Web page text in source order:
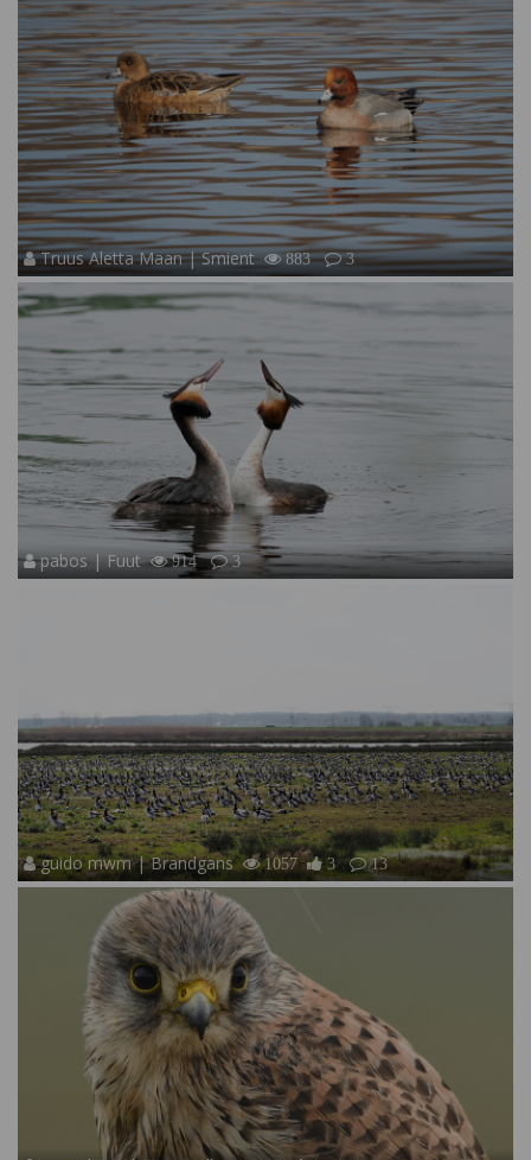
Truus Aletta Maan | Smient 883 3
pabos | Fuut 914 3
guido mwm | Brandgans 1057 3 13